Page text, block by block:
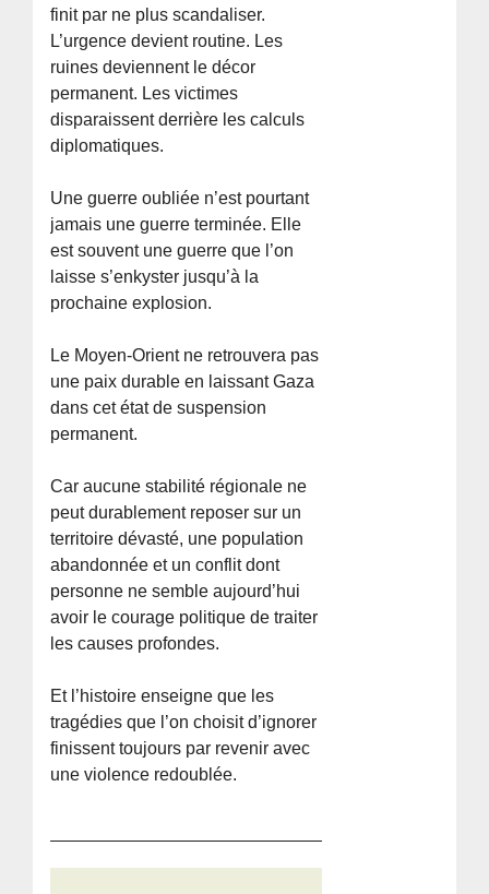
finit par ne plus scandaliser.
L’urgence devient routine. Les
ruines deviennent le décor
permanent. Les victimes
disparaissent derrière les calculs
diplomatiques.
Une guerre oubliée n’est pourtant
jamais une guerre terminée. Elle
est souvent une guerre que l’on
laisse s’enkyster jusqu’à la
prochaine explosion.
Le Moyen-Orient ne retrouvera pas
une paix durable en laissant Gaza
dans cet état de suspension
permanent.
Car aucune stabilité régionale ne
peut durablement reposer sur un
territoire dévasté, une population
abandonnée et un conflit dont
personne ne semble aujourd’hui
avoir le courage politique de traiter
les causes profondes.
Et l’histoire enseigne que les
tragédies que l’on choisit d’ignorer
finissent toujours par revenir avec
une violence redoublée.